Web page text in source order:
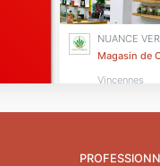
NUANCE
Magasin de
Vincennes